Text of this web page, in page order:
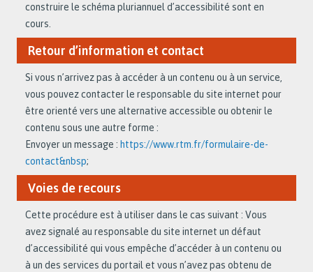
construire le schéma pluriannuel d’accessibilité sont en
cours.
Retour d’information et contact
Si vous n’arrivez pas à accéder à un contenu ou à un service,
vous pouvez contacter le responsable du site internet pour
être orienté vers une alternative accessible ou obtenir le
contenu sous une autre forme :
Envoyer un message : https://www.rtm.fr/formulaire-de-
contact&nbsp;
Voies de recours
Cette procédure est à utiliser dans le cas suivant : Vous
avez signalé au responsable du site internet un défaut
d’accessibilité qui vous empêche d’accéder à un contenu ou
à un des services du portail et vous n’avez pas obtenu de